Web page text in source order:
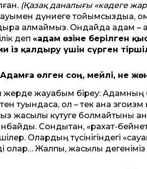
(Қазақ даналығы «кәдеге
дүниеге тойымсыздыққа,
алмаймыз. Ондайда адам –
деп «адам өзіне берілген
із қалдыру үшін сүрген
Адамға өлген соң, мейлі, не
жерде жауабым біреу: Адам­ның
туындаса, ол – тек қана эгоизм
жақсылық күтуге болмайтыны
Сондықтан, «рахат-
Олардың түсінігіндегі
олар… Жалпы, жақсылық